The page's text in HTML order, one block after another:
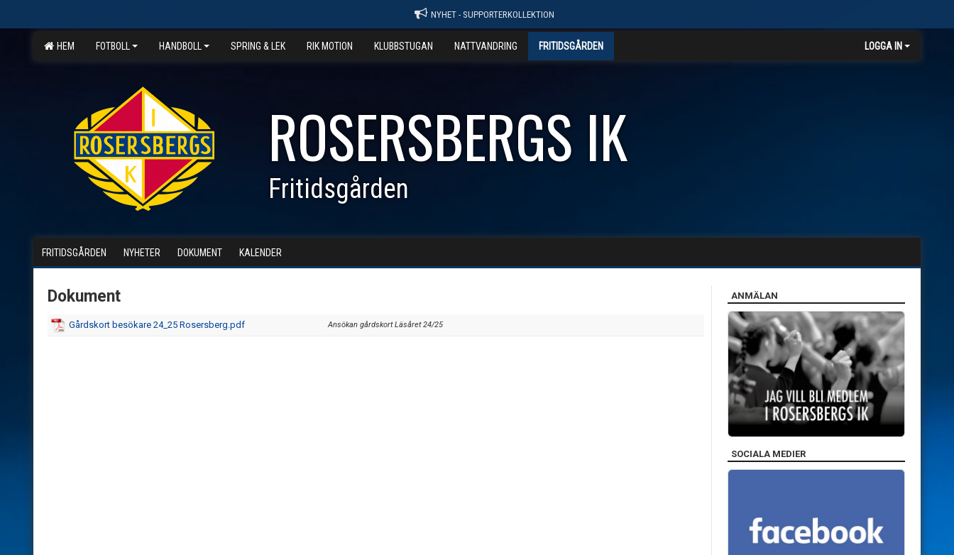
NYHET - SUPPORTERKOLLEKTION
HEM FOTBOLL HANDBOLL SPRING & LEK RIK MOTION KLUBBSTUGAN NATTVANDRING FRITIDSGÅRDEN LOGGA IN
ROSERSBERGS IK
Fritidsgården
FRITIDSGÅRDEN NYHETER DOKUMENT KALENDER
Dokument
Gårdskort besökare 24_25 Rosersberg.pdf Ansökan gårdskort Läsåret 24/25
ANMÄLAN
SOCIALA MEDIER